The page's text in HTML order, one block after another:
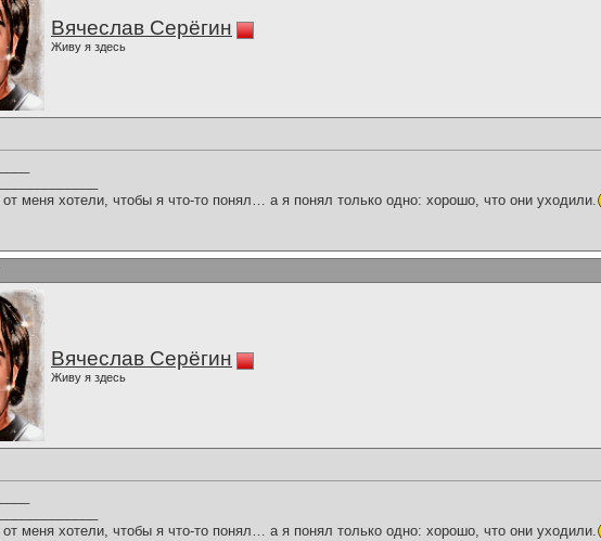
Вячеслав Серёгин
Живу я здесь
меня хотели, чтобы я что-то понял… а я понял только одно: хорошо, что они уходили.
Вячеслав Серёгин
Живу я здесь
меня хотели, чтобы я что-то понял… а я понял только одно: хорошо, что они уходили.